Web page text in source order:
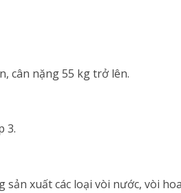
cân nặng 55 kg trở lên.
3.
xuất các loại vòi nước, vòi